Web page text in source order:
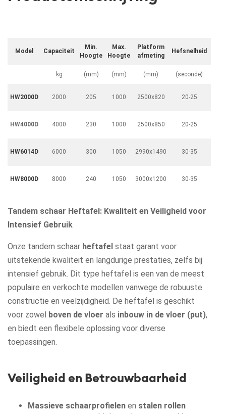
Model Capaciteit
Min.
Hoogte
Max.
Hoogte
Platform
afmeting
Hefsnelheid
kg (mm) (mm) (mm) (seconde)
HW2000D 2000 205 1000 2500x820 20-25
HW4000D 4000 230 1000 2500x850 20-25
HW6014D 6000 300 1050 2990x1490 30-35
HW8000D 8000 240 1050 3000x1200 30-35
Tandem schaar Heftafel: Kwaliteit en Veiligheid voor
Intensief Gebruik
Onze tandem schaar heftafel staat garant voor
uitstekende kwaliteit en langdurige prestaties, zelfs bij
intensief gebruik. Dit type heftafel is een van de meest
populaire en verkochte modellen vanwege de robuuste
constructie en veelzijdigheid. De heftafel is geschikt
voor zowel
boven de vloer als inbouw in de vloer (put),
en biedt een flexibele oplossing voor diverse
toepassingen.
Veiligheid en Betrouwbaarheid
Massieve schaarprofielen en stalen rollen